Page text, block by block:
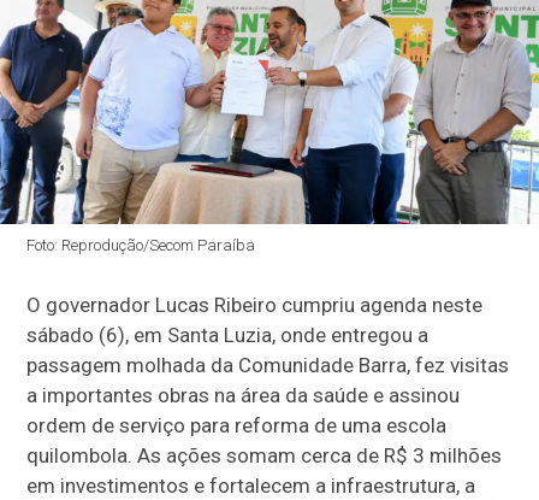
Foto: Reprodução/Secom Paraíba
O governador Lucas Ribeiro cumpriu agenda neste
sábado (6), em Santa Luzia, onde entregou a
passagem molhada da Comunidade Barra, fez visitas
a importantes obras na área da saúde e assinou
ordem de serviço para reforma de uma escola
quilombola. As ações somam cerca de R$ 3 milhões
em investimentos e fortalecem a infraestrutura, a